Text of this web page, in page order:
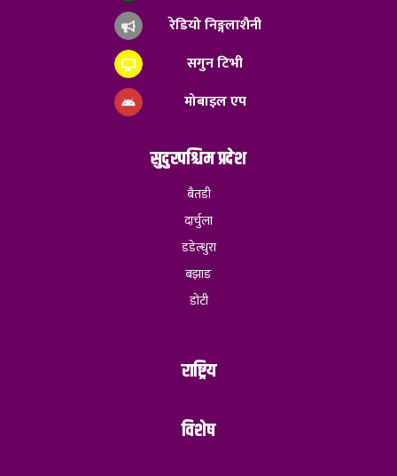
रेडियो निङ्गलाशैनी
सगुन टिभी
मोबाइल एप
सुदुरपश्चिम प्रदेश
बैतडी
दार्चुला
डडेल्धुरा
बझाङ
डोटी
राष्ट्रिय
विशेष